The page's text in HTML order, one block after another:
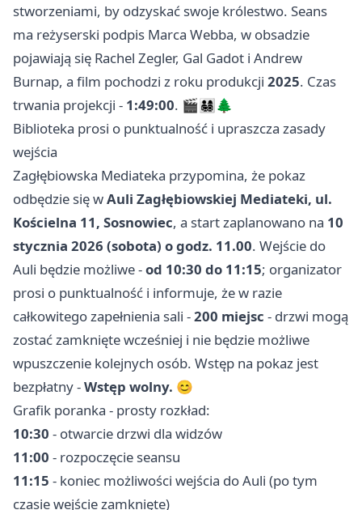
stworzeniami, by odzyskać swoje królestwo. Seans
ma reżyserski podpis Marca Webba, w obsadzie
pojawiają się Rachel Zegler, Gal Gadot i Andrew
Burnap, a film pochodzi z roku produkcji 2025. Czas
trwania projekcji - 1:49:00. 🎬👨‍👩‍👧‍👦🌲
Biblioteka prosi o punktualność i upraszcza zasady
wejścia
Zagłębiowska Mediateka przypomina, że pokaz
odbędzie się wAuli Zagłębiowskiej Mediateki, ul.
Kościelna 11, Sosnowiec, a start zaplanowano na 10
stycznia 2026 (sobota) o godz. 11.00. Wejście do
Auli będzie możliwe -od 10:30 do 11:15; organizator
prosi o punktualność i informuje, że w razie
całkowitego zapełnienia sali -200 miejsc - drzwi mogą
zostać zamknięte wcześniej i nie będzie możliwe
wpuszczenie kolejnych osób. Wstęp na pokaz jest
bezpłatny -Wstęp wolny. 😊
Grafik poranka - prosty rozkład:
10:30 - otwarcie drzwi dla widzów
11:00 - rozpoczęcie seansu
11:15 - koniec możliwości wejścia do Auli (po tym
czasie wejście zamknięte)